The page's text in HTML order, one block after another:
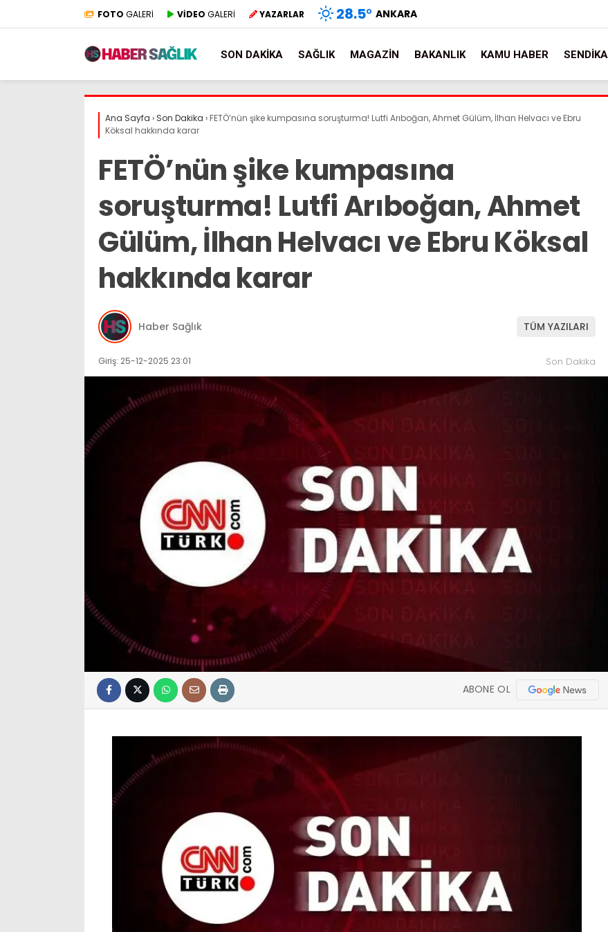
FOTO GALERİ VİDEO GALERİ YAZARLAR 28.5° ANKARA
SON DAKIKA SAĞLIK MAGAZIN BAKANLIK KAMU HABER SENDIKA
Ana Sayfa › Son Dakika › FETÖ’nün şike kumpasına soruşturma! Lutfi Arıboğan, Ahmet Gülüm, İlhan Helvacı ve Ebru
Köksal hakkında karar
FETÖ’nün şike kumpasına
soruşturma! Lutfi Arıboğan, Ahmet
Gülüm, İlhan Helvacı ve Ebru Köksal
hakkında karar
Haber Sağlık TÜM YAZILARI
Giriş: 25-12-2025 23:01 Son Dakika
ABONE OL